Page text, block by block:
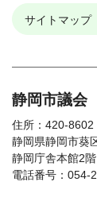
サイトマップ
静岡市議会
住所：420-
静岡県静岡市葵
静岡庁舎本館2
電話番号：054-